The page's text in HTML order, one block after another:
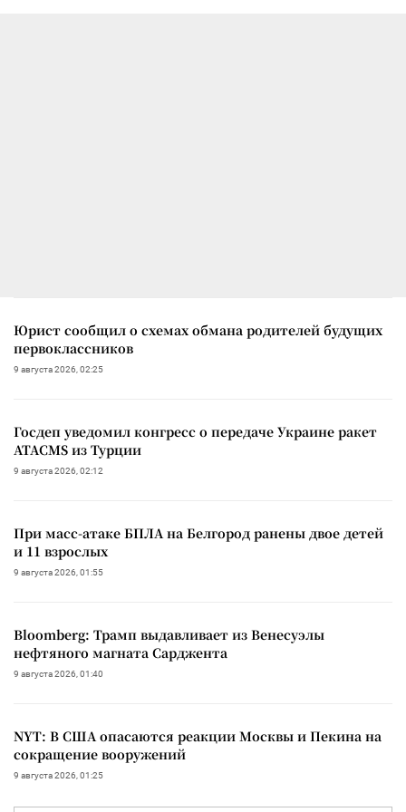
Юрист сообщил о схемах обмана родителей будущих
первоклассников
9 августа 2026, 02:25
Госдеп уведомил конгресс о передаче Украине ракет
ATACMS из Турции
9 августа 2026, 02:12
При масс-атаке БПЛА на Белгород ранены двое детей
и 11 взрослых
9 августа 2026, 01:55
Bloomberg: Трамп выдавливает из Венесуэлы
нефтяного магната Сарджента
9 августа 2026, 01:40
NYT: В США опасаются реакции Москвы и Пекина на
сокращение вооружений
9 августа 2026, 01:25